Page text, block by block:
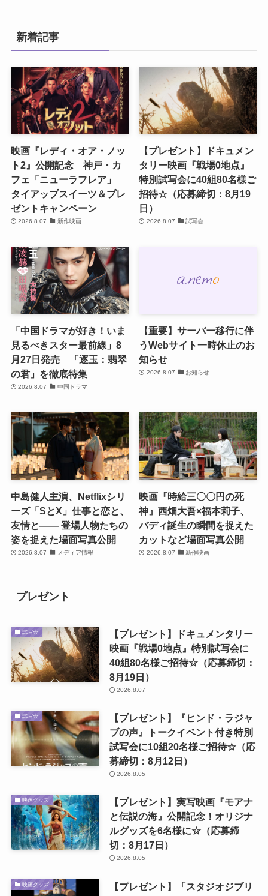
新着記事
映画『レディ・オア・ノッ
ト2』公開記念 神戸・カ
フェ「ニューラフレア」
タイアップスイーツ＆プレ
ゼントキャンペーン
2026.8.07 新作映画
【プレゼント】ドキュメン
タリー映画『戦場0地点』
特別試写会に40組80名様ご
招待☆（応募締切：8月19
日）
2026.8.07 試写会
「中国ドラマが好き！いま
見るべきスター最前線」8
月27日発売 「逐玉：翡翠
の君」を徹底特集
2026.8.07 中国ドラマ
【重要】サーバー移行に伴
うWebサイト一時休止のお
知らせ
2026.8.07 お知らせ
中島健人主演、Netflixシリ
ーズ「SとX」仕事と恋と、
友情と―― 登場人物たちの
姿を捉えた場面写真公開
2026.8.07 メディア情報
映画『時給三〇〇円の死
神』西畑大吾×福本莉子、
バディ誕生の瞬間を捉えた
カットなど場面写真公開
2026.8.07 新作映画
プレゼント
試写会
【プレゼント】ドキュメンタリー
映画『戦場0地点』特別試写会に
40組80名様ご招待☆（応募締切：
8月19日）
2026.8.07
試写会
【プレゼント】『ヒンド・ラジャ
ブの声』トークイベント付き特別
試写会に10組20名様ご招待☆（応
募締切：8月12日）
2026.8.05
映画グッズ
【プレゼント】実写映画『モアナ
と伝説の海』公開記念！オリジナ
ルグッズを6名様に☆（応募締
切：8月17日）
2026.8.05
映画グッズ
【プレゼント】「スタジオジブリ